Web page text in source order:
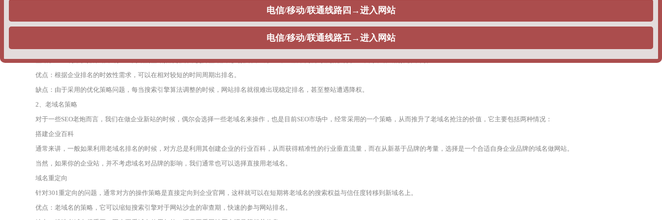
对于一些刚入SEO行业的企业主而言，对方实际上是不清楚快速排名策略与SEO之间的关系是什么，通常而言，从目前来看，目前市面上大量的SEO公司都会选择这个策略，去给自己的用户做排名，一般分为如
整站权重：利用快排策略，刷企业网站的整站指数排名，提升整站关键词排名，出权重，一般不同公司根据获得权重不同，给出的报价不同。
优点：根据企业排名的时效性需求，可以在相对较短的时间周期出排名。
缺点：由于采用的优化策略问题，每当搜索引擎算法调整的时候，网站排名就很难出现稳定排名，甚至整站遭遇降权。
2、老域名策略
对于一些SEO老炮而言，我们在做企业新站的时候，偶尔会选择一些老域名来操作，也是目前SEO市场中，经常采用的一个策略，从而推升了老域名抢注的价值，它主要包括两种情况：
搭建企业百科
通常来讲，一般如果利用老域名排名的时候，对方总是利用其创建企业的行业百科，从而获得精准性的行业垂直流量，而在从新基于品牌的考量，选择是一个合适自身企业品牌的域名做网站。
当然，如果你的企业站，并不考虑域名对品牌的影响，我们通常也可以选择直接用老域名。
域名重定向
针对301重定向的问题，通常对方的操作策略是直接定向到企业官网，这样就可以在短期将老域名的搜索权益与信任度转移到新域名上。
优点：老域名的策略，它可以缩短搜索引擎对于网站沙盒的审查期，快速的参与网站排名。